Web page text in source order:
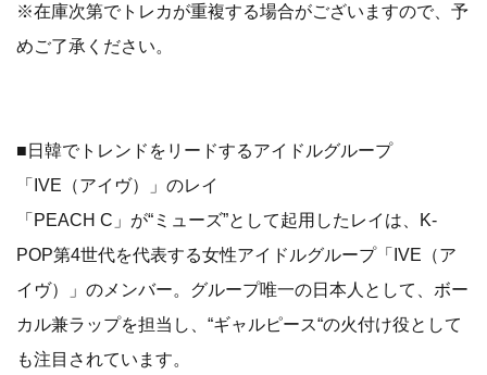
※在庫次第でトレカが重複する場合がございますので、予
めご了承ください。
■日韓でトレンドをリードするアイドルグループ
「IVE（アイヴ）」のレイ
「PEACH C」が“ミューズ”として起用したレイは、K-
POP第4世代を代表する女性アイドルグループ「IVE（ア
イヴ）」のメンバー。グループ唯一の日本人として、ボー
カル兼ラップを担当し、“ギャルピース“の火付け役として
も注目されています。